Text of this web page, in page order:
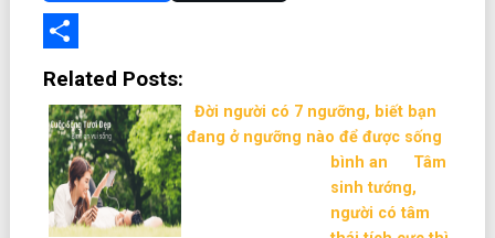
Related Posts:
Đời người có 7 ngưỡng, biết bạn
đang ở ngưỡng nào để được sống
bình an
Tâm
sinh tướng,
người có tâm